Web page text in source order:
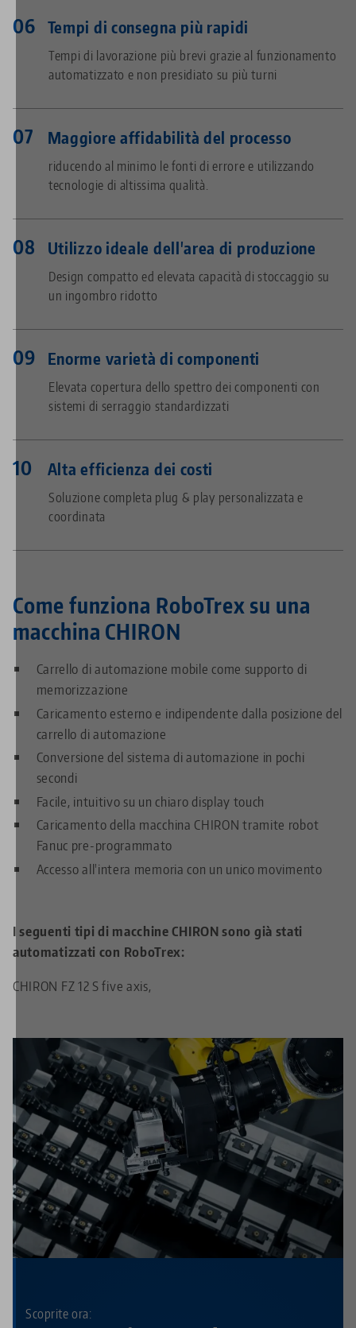
Tempi di consegna più rapidi
Tempi di lavorazione più brevi grazie al funzionamento
automatizzato e non presidiato su più turni
Maggiore affidabilità del processo
riducendo al minimo le fonti di errore e utilizzando
tecnologie di altissima qualità.
Utilizzo ideale dell'area di produzione
Design compatto ed elevata capacità di stoccaggio su
un ingombro ridotto
Enorme varietà di componenti
Elevata copertura dello spettro dei componenti con
sistemi di serraggio standardizzati
Alta efficienza dei costi
Soluzione completa plug & play personalizzata e
coordinata
Come funziona RoboTrex su una
macchina CHIRON
Carrello di automazione mobile come supporto di
memorizzazione
Caricamento esterno e indipendente dalla posizione del
carrello di automazione
Conversione del sistema di automazione in pochi
secondi
Facile, intuitivo su un chiaro display touch
Caricamento della macchina CHIRON tramite robot
Fanuc pre-programmato
Accesso all'intera memoria con un unico movimento
I seguenti tipi di macchine CHIRON sono già stati
automatizzati con RoboTrex:
CHIRON FZ 12 S five axis,
Scoprite ora: